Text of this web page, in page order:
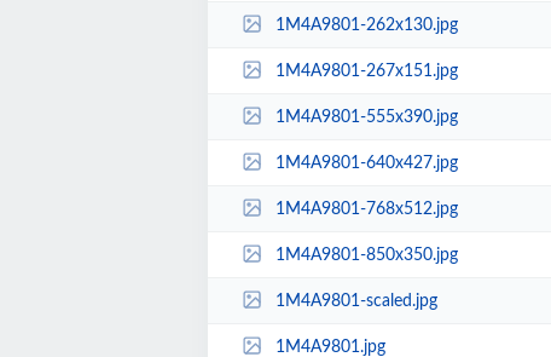
1M4A9801-262x130.jpg
1M4A9801-267x151.jpg
1M4A9801-555x390.jpg
1M4A9801-640x427.jpg
1M4A9801-768x512.jpg
1M4A9801-850x350.jpg
1M4A9801-scaled.jpg
1M4A9801.jpg